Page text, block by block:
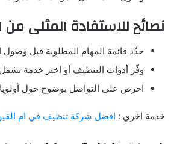
نصائح للاستفادة المثلى
حدّد قائمة المهام المطلوبة قبل وصول
وفّر أدوات التنظيف أو اختر خدمة تشمل
احرص على التواصل بوضوح حول
خدمة اخري : افضل شركة تنظيف في ام القيوين